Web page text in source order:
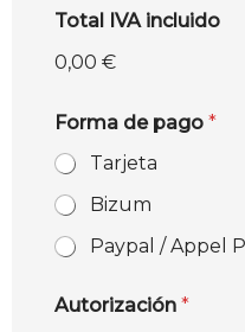
Total IVA incluido
0,00 €
Forma de pago *
Tarjeta
Bizum
Paypal / Appel
Autorización *